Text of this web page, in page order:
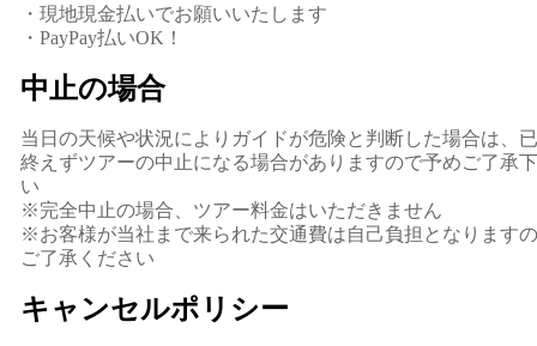
・現地現金払いでお願いいたします
・PayPay払いOK！
中止の場合
当日の天候や状況によりガイドが危険と判断した場合は、
終えずツアーの中止になる場合がありますので予めご了承
い
※完全中止の場合、ツアー料金はいただきません
※お客様が当社まで来られた交通費は自己負担となります
ご了承ください
キャンセルポリシー